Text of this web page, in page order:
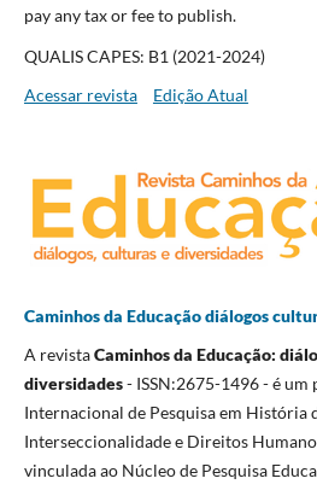
pay any tax or fee to publish.
QUALIS CAPES: B1 (2021-2024)
Acessar revista
Edição Atual
Caminhos da Educação diálogos
A revistaCaminhos da Educação:
diversidades- ISSN:2675-1496 - é um
Internacional de Pesquisa em História
Interseccionalidade e Direitos
vinculada ao Núcleo de Pesquisa